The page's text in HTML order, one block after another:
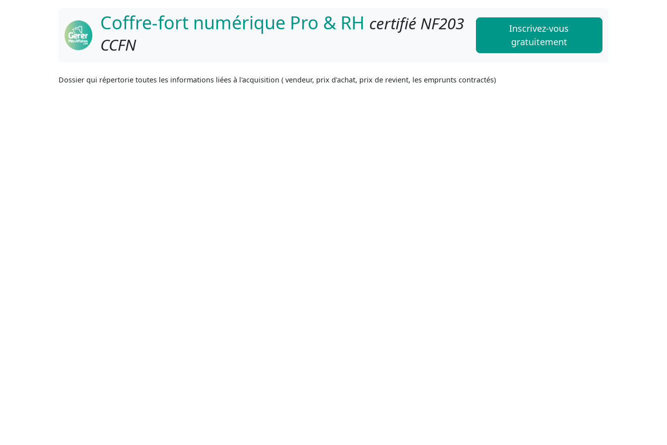
Coffre-fort numérique Pro & RH certifié NF203
CCFN
Inscrivez-vous
gratuitement
Dossier qui répertorie toutes les informations liées à l'acquisition ( vendeur, prix d'achat, prix de revient, les emprunts contractés)